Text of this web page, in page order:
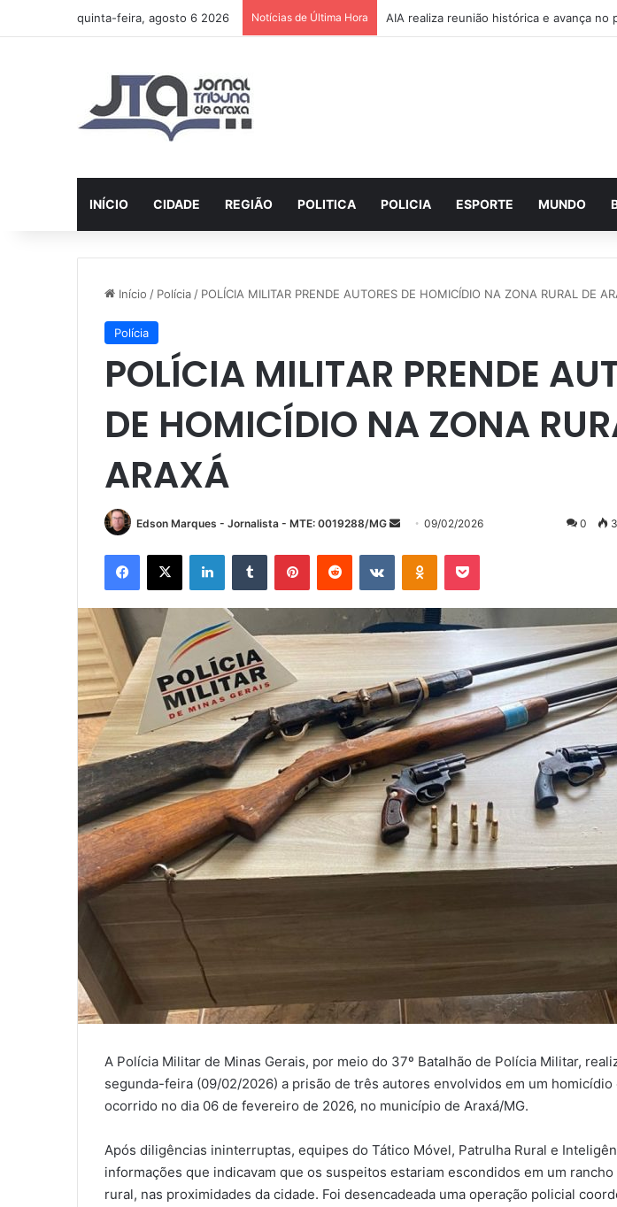
quinta-feira, agosto 6 2026 Notícias de Última Hora AIA realiza reunião histórica e avança
INÍCIO CIDADE REGIÃO POLITICA POLICIA ESPORTE MUNDO
Início / Polícia / POLÍCIA MILITAR PRENDE AUTORES DE HOMICÍDIO NA ZONA RURAL DE
Polícia
POLÍCIA MILITAR PRENDE
DE HOMICÍDIO NA ZONA
ARAXÁ
Edson Marques - Jornalista - MTE: 0019288/MG
Mande
mail
09/02/2026 0
Facebook
X LinkedinTumblr PinterestReddit VK OK Pocket
A Polícia Militar de Minas Gerais, por meio do 37º Batalhão de Polícia Militar,
segunda-feira (09/02/2026) a prisão de três autores envolvidos em um homicídio
ocorrido no dia 06 de fevereiro de 2026, no município de Araxá/MG.
Após diligências ininterruptas, equipes do Tático Móvel, Patrulha Rural e
informações que indicavam que os suspeitos estariam escondidos em um
rural, nas proximidades da cidade. Foi desencadeada uma operação policial